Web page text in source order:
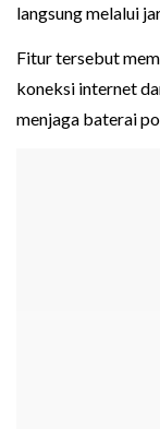
langsung melalui
Fitur tersebut
koneksi internet
menjaga baterai